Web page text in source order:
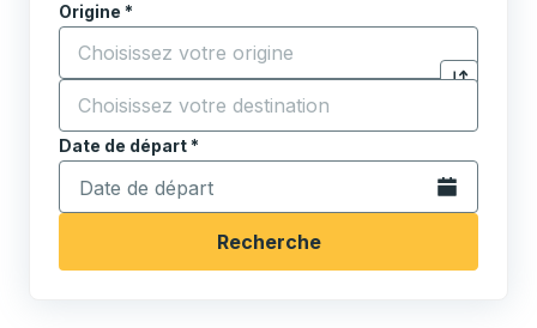
Origine *
Commencez à saisir la ville d'origine pour ouvrir
Cliquez
Destination*
Commencez à saisir la ville de destination pour
Date de départ*
Tapez la date au format date Barre oblique du mois à
Ouvrez le
Recherche